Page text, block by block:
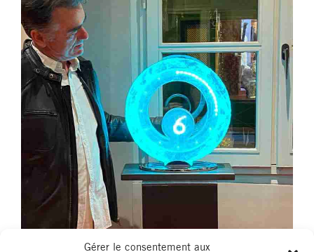
Gérer le consentement aux